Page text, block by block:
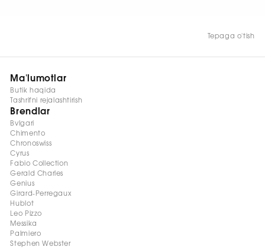
Tepaga o'tish
Ma'lumotlar
Butik haqida
Tashrifni rejalashtirish
Brendlar
Bvlgari
Chimento
Chronoswiss
Cyrus
Fabio Collection
Gerald Charles
Genius
Girard-Perregaux
Hublot
Leo Pizzo
Messika
Palmiero
Stephen Webster